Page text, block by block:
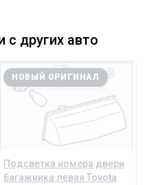
с других авто
Подсветка номера двери
багажника левая Toyota
НОВЫЙ ОРИГИНАЛ